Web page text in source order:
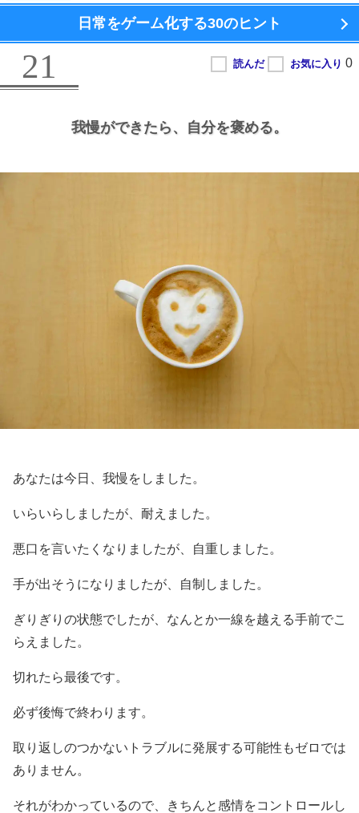
日常をゲーム化する30のヒント
21
我慢ができたら、 自分を褒める。
あなたは今日、我慢をしました。
いらいらしましたが、耐えました。
悪口を言いたくなりましたが、自重しました。
手が出そうになりましたが、自制しました。
ぎりぎりの状態でしたが、なんとか一線を越える手前でこ
らえました。
切れたら最後です。
必ず後悔で終わります。
取り返しのつかないトラブルに発展する可能性もゼロでは
ありません。
それがわかっているので、きちんと感情をコントロールし